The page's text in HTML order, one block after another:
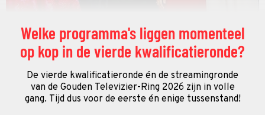
Welke programma's liggen momenteel
op kop in de vierde kwalificatieronde?
De vierde kwalificatieronde én de streamingronde
van de Gouden Televizier-Ring 2026 zijn in volle
gang. Tijd dus voor de eerste én enige tussenstand!